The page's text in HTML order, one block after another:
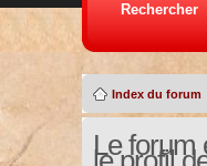
Rechercher
Index du forum
Le forum